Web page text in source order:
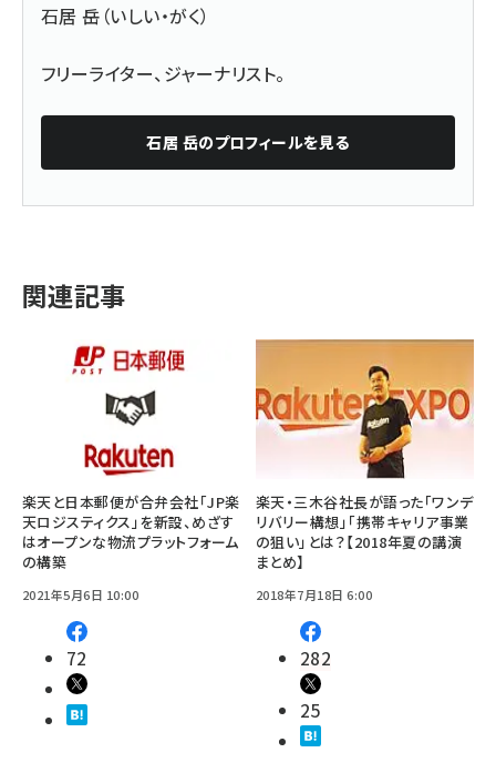
石居 岳（いしい・がく）
フリーライター、ジャーナリスト。
石居 岳のプロフィールを見る
関連記事
楽天と日本郵便が合弁会社「JP楽
天ロジスティクス」を新設、めざす
はオープンな物流プラットフォーム
の構築
2021年5月6日 10:00
72
楽天・三木谷社長が語った「ワンデ
リバリー構想」「携帯キャリア事業
の狙い」とは？【2018年夏の講演
まとめ】
2018年7月18日 6:00
282
25